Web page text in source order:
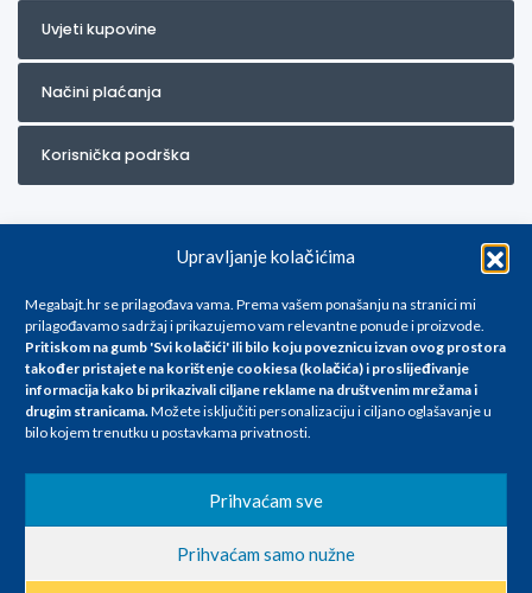
Upravljanje kolačićima
Megabajt.hr se prilagođava vama. Prema vašem ponašanju na stranici mi
prilagođavamo sadržaj i prikazujemo vam relevantne ponude i proizvode.
Pritiskom na gumb 'Svi kolačići' ili bilo koju poveznicu izvan ovog prostora
također pristajete na korištenje cookiesa (kolačića) i proslijeđivanje
informacija kako bi prikazivali ciljane reklame na društvenim mrežama i
drugim stranicama.Možete isključiti personalizaciju i ciljano oglašavanje u
bilo kojem trenutku u postavkama privatnosti.
Prihvaćam sve
Prihvaćam samo nužne
Uvjeti kupovine
Načini plaćanja
Korisnička podrška
Za artikle kojih trenutno nema u ponudi obratite nam se na
info@megabajt.hr. Sve cijene su informativnog karaktera i podložne su
promjenama, a
iskazane su za avansno plaćanje(gotovina) u Eurima i uključuju PDV. Sve
se razlikovati od cijena u našim poslovnicama. Trudimo se dati što bolji
i točniji opis i sliku. Unatoč tome, ne možemo garantirati da su svi
nastale u opisu proizvoda, greške prilikom štampanja te promjene
cijena.